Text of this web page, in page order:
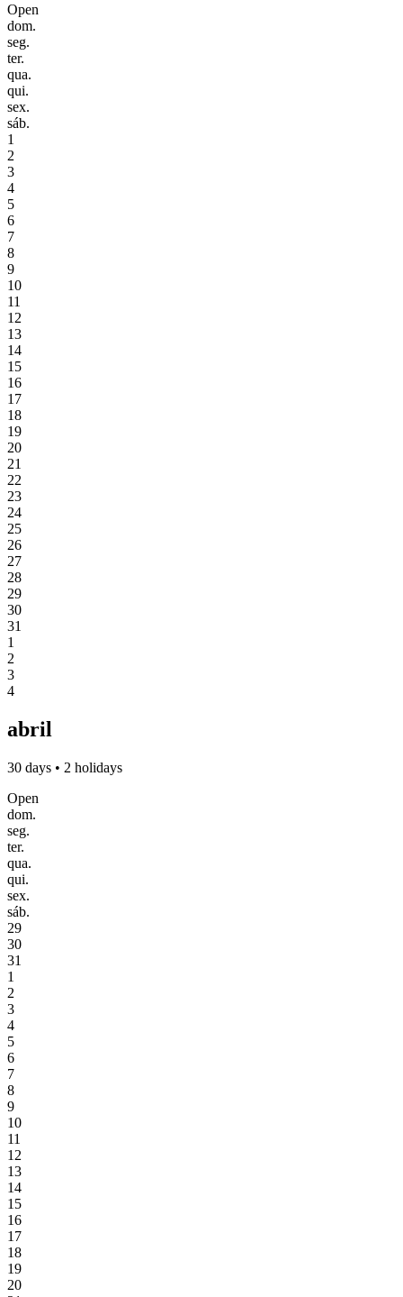
Open
dom.
seg.
ter.
qua.
qui.
sex.
sáb.
1
2
3
4
5
6
7
8
9
10
11
12
13
14
15
16
17
18
19
20
21
22
23
24
25
26
27
28
29
30
31
1
2
3
4
abril
30 days • 2 holidays
Open
dom.
seg.
ter.
qua.
qui.
sex.
sáb.
29
30
31
1
2
3
4
5
6
7
8
9
10
11
12
13
14
15
16
17
18
19
20